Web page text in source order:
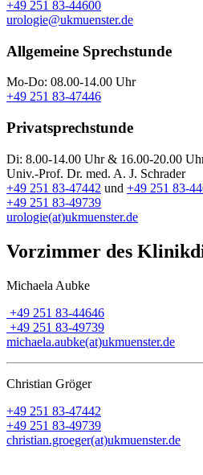
+49 251 83-44600
urologie@­ukmuenster.­de
Allgemeine Sprechstunde
Mo-Do: 08.00-14.00 Uhr
+49 251 83-47446
Privatsprechstunde
Di: 8.00-14.00 Uhr & 16.00-20.00
Univ.-Prof. Dr. med. A. J. Schrader
+49 251 83-47442 und +49 251 83-
+49 251 83-49739​​​​​​​
urologie(at)ukmuenster.de
Vorzimmer des
Michaela Aubke
+49 251 83-44646
+49 251 83-49739
michaela.aubke(at)ukmuenster.de
Christian Gröger
+49 251 83-47442
+49 251 83-49739
christian.groeger(at)ukmuenster.de